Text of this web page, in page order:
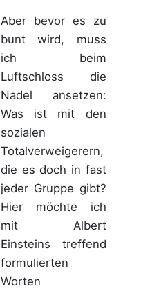
Aber bevor es zu
bunt wird, muss
ich beim
Luftschloss die
Nadel ansetzen:
Was ist mit den
sozialen
Totalverweigerern,
die es doch in fast
jeder Gruppe gibt?
Hier möchte ich
mit Albert
Einsteins treffend
formulierten
Worten